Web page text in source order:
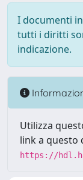
I documenti
tutti i diritti
indicazione.
Utilizza
link a questo
https://